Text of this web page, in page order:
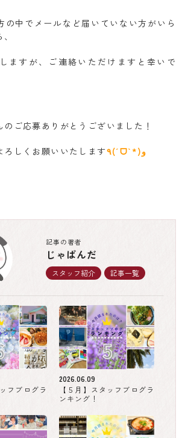
の中でメールなど届いていない方がいら
ますが、ご連絡いただけますと幸いで
のご応募ありがとうございました！
ろしくお願いいたします ٩(ˊᗜˋ*)و
記事の著者
じゃぱんだ
スタッフ紹介 記事一覧
フブログラ
2026.06.09
【５月】スタッフブログラ
ンキング！